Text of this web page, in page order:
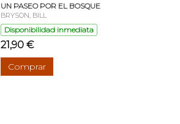
UN PASEO POR EL BOSQUE
BRYSON, BILL
Disponibilidad inmediata
21,90 €
Comprar